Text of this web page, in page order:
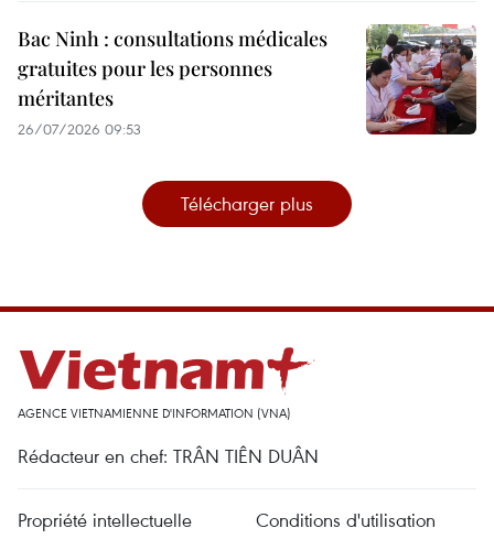
Bac Ninh : consultations médicales
gratuites pour les personnes
méritantes
26/07/2026 09:53
Télécharger plus
AGENCE VIETNAMIENNE D'INFORMATION (VNA)
Rédacteur en chef: TRÂN TIÊN DUÂN
Propriété intellectuelle Conditions d'utilisation